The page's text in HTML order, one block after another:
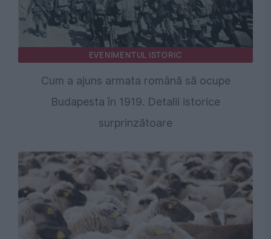
EVENIMENTUL ISTORIC
Cum a ajuns armata română să ocupe
Budapesta în 1919. Detalii istorice
surprinzătoare